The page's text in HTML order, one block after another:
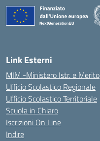
Link Esterni
MIM -Ministero Istr. e Merito
Ufficio Scolastico Regionale
Ufficio Scolastico Territoriale
Scuola in Chiaro
Iscrizioni On Line
Indire